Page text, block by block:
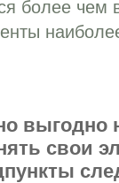
более чем
выгодно
свои